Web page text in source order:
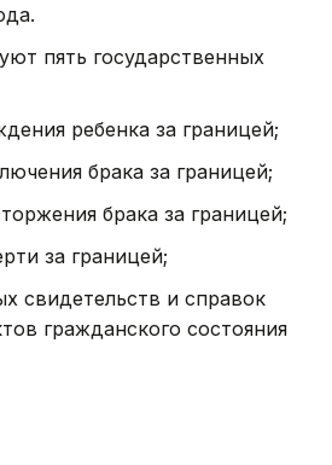
пять государственных
ребенка за границей;
брака за границей;
брака за границей;
за границей;
свидетельств и справок
гражданского состояния